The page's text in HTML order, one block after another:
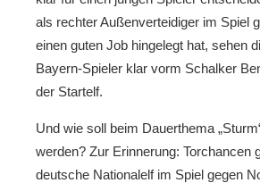
als rechter Außenverteidiger im Spiel
einen guten Job hingelegt hat, sehen
Bayern-Spieler klar vorm Schalker
der Startelf.
Und wie soll beim Dauerthema
werden? Zur Erinnerung: Torchancen
deutsche Nationalelf im Spiel gegen